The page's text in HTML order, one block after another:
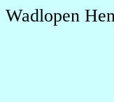
Wadlopen